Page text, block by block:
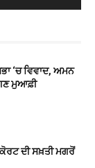
‘ਚ ਵਿਵਾਦ, ਅਮਨ
ਮੁਆਫ਼ੀ
ਦੀ ਸਖ਼ਤੀ ਮਗਰੋਂ